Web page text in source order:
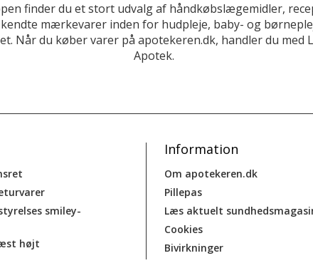
finder du et stort udvalg af håndkøbslægemidler,
mærkevarer inden for hudpleje, baby- og
Når du køber varer på apotekeren.dk, handler du med
Apotek.
smiley-
højt
Information
Om apotekeren.dk
Pillepas
Læs aktuelt
Cookies
Bivirkninger